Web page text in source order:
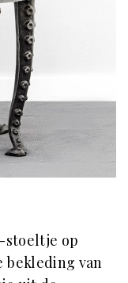
stoeltje op
bekleding van